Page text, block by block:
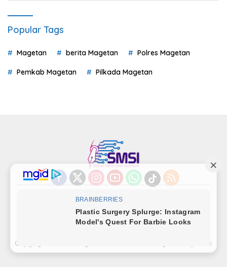
Popular Tags
Magetan berita Magetan Polres Magetan
Pemkab Magetan Pilkada Magetan
Kode Etik Privacy Policy
Disclaimer
Pedoman Media Siber
Copyright©LensaMagetan.com | Powered By
seopage.one